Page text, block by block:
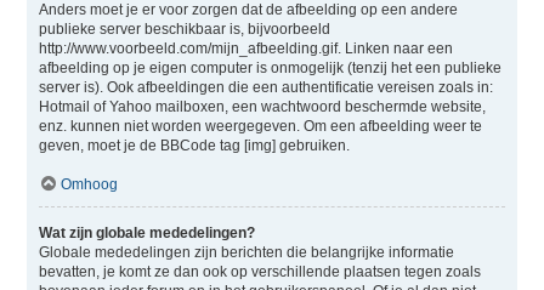
Anders moet je er voor zorgen dat de afbeelding op een andere
publieke server beschikbaar is, bijvoorbeeld
http://www.voorbeeld.com/mijn_afbeelding.gif. Linken naar een
afbeelding op je eigen computer is onmogelijk (tenzij het een publieke
server is). Ook afbeeldingen die een authentificatie vereisen zoals in:
Hotmail of Yahoo mailboxen, een wachtwoord beschermde website,
enz. kunnen niet worden weergegeven. Om een afbeelding weer te
geven, moet je de BBCode tag [img] gebruiken.
Omhoog
Wat zijn globale mededelingen?
Globale mededelingen zijn berichten die belangrijke informatie
bevatten, je komt ze dan ook op verschillende plaatsen tegen zoals